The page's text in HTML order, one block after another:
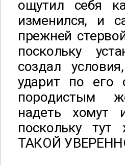
ощутил себя
изменился, и
прежней
поскольку
создал
ударит по его
породистым
надеть
поскольку тут
ТАКОЙ